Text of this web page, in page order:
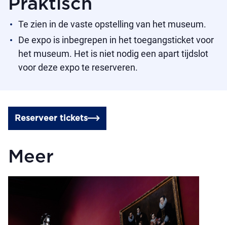
Praktisch
Te zien in de vaste opstelling van het museum.
De expo is inbegrepen in het toegangsticket voor
het museum. Het is niet nodig een apart tijdslot
voor deze expo te reserveren.
Reserveer tickets
Meer